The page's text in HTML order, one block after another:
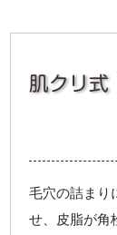
肌クリ式
毛穴の詰まり
せ、皮脂が角